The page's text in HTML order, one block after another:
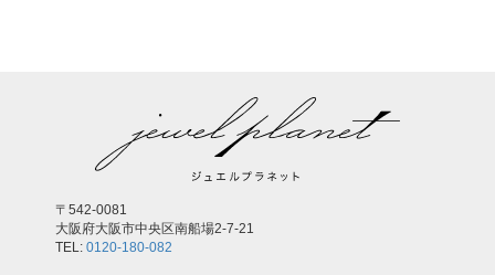
〒542-0081
大阪府大阪市中央区南船場2-7-21
TEL: 0120-180-082